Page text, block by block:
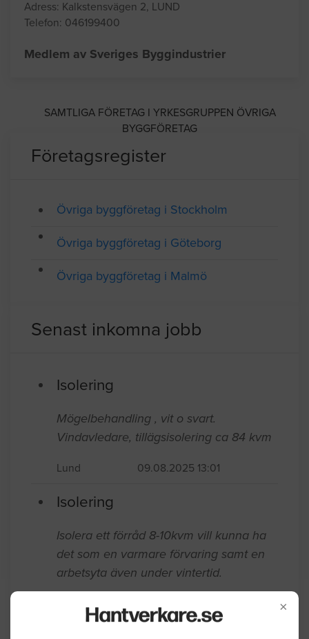
×
Adress: Kalkstensvägen 2, LUND
Telefon: 046199400
Medlem av Sveriges Byggindustrier
SAMTLIGA FÖRETAG I YRKESGRUPPEN ÖVRIGA
BYGGFÖRETAG
Företagsregister
Övriga byggföretag i Stockholm
Övriga byggföretag i Göteborg
Övriga byggföretag i Malmö
Senast inkomna jobb
Isolering
Mögelbehandling , vit o svart.
Vindavledare, tillägsisolering ca 84 kvm
Lund 09.08.2025 13:01
Isolering
Isolera ett förråd 8-10kvm vill kunna ha
det som en varmare förvaring samt en
arbetsyta även under vintertid.